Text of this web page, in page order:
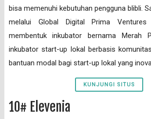
bisa memenuhi kebutuhan pengguna blibli.
melalui Global Digital Prima Ventures
membentuk inkubator bernama Merah
inkubator start-up lokal berbasis
bantuan modal bagi start-up lokal yang
KUNJUNGI SITUS
10# Elevenia